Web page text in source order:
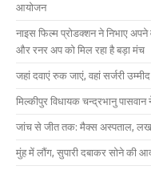
आयोजन
नाइस फिल्म प्रोडक्शन ने निभाए
और रनर अप को मिल रहा है बड़ा मंच
जहां दवाएं रुक जाएं, वहां सर्जरी
मिल्कीपुर विधायक चन्द्रभानु
जांच से जीत तक: मैक्स अस्पताल,
मुंह में लौंग, सुपारी दबाकर सोने की